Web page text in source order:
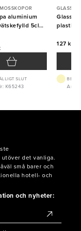
aluminium
5cl
SLUT
K65243
GLASS-&
127 kr/st
Art.
det vanliga.
små barer och
hotell- och
och nyheter: